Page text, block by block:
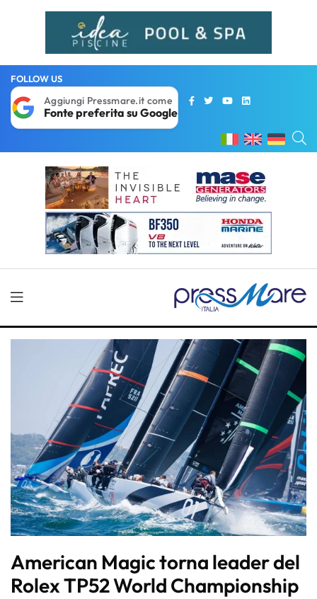
FOLLOW US
Aggiungi Pressmare.it come
Fonte preferita su Google
American Magic torna leader del
Rolex TP52 World Championship